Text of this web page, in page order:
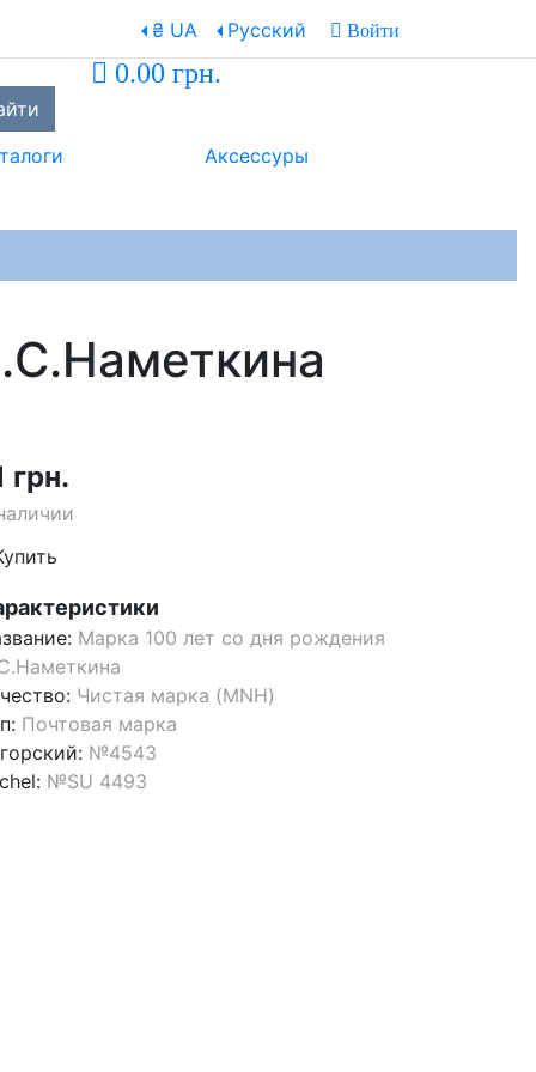
₴ UA Русский Войти
0.00 грн.
Аксессуры
грн.
Марка 100 лет со дня рождения
Чистая марка (MNH)
Почтовая марка
№4543
№SU 4493